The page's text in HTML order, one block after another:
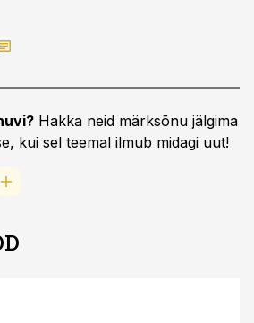
Hakka neid märksõnu jälgima
kui sel teemal ilmub midagi uut!